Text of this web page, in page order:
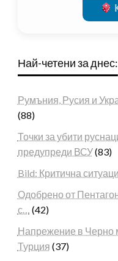
Най-четени за днес:
Румъния, Русия и
(88)
Точки за убити
предупреди ВСУ(83)
Bild: Критична
Одобрено от
с… (42)
Напрежение в Черно
Турция (37)